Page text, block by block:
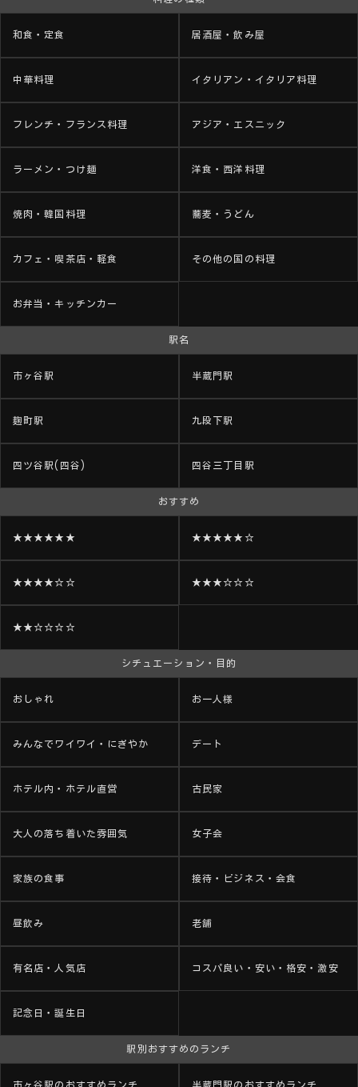
和食・定食 居酒屋・飲み屋
中華料理 イタリアン・イタリア料理
フレンチ・フランス料理 アジア・エスニック
ラーメン・つけ麺 洋食・西洋料理
焼肉・韓国料理 蕎麦・うどん
カフェ・喫茶店・軽食 その他の国の料理
お弁当・キッチンカー
駅名
市ヶ谷駅 半蔵門駅
麹町駅 九段下駅
四ツ谷駅(四谷) 四谷三丁目駅
おすすめ
★★★★★★ ★★★★★☆
★★★★☆☆ ★★★☆☆☆
★★☆☆☆☆
シチュエーション・目的
おしゃれ お一人様
みんなでワイワイ・にぎやか デート
ホテル内・ホテル直営 古民家
大人の落ち着いた雰囲気 女子会
家族の食事 接待・ビジネス・会食
昼飲み 老舗
有名店・人気店 コスパ良い・安い・格安・激安
記念日・誕生日
駅別おすすめのランチ